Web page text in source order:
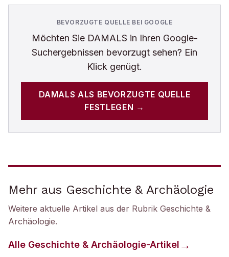
BEVORZUGTE QUELLE BEI GOOGLE
Möchten Sie DAMALS in Ihren Google-
Suchergebnissen bevorzugt sehen? Ein
Klick genügt.
DAMALS ALS BEVORZUGTE QUELLE
FESTLEGEN →
Mehr aus Geschichte & Archäologie
Weitere aktuelle Artikel aus der Rubrik Geschichte &
Archäologie.
Alle Geschichte & Archäologie-Artikel